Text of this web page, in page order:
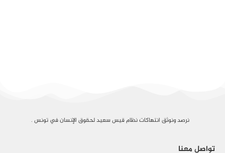
نرصد ونوثق انتهاكات نظام قيس سعيد لحقوق الإنسان في تونس .
تواصل معنا